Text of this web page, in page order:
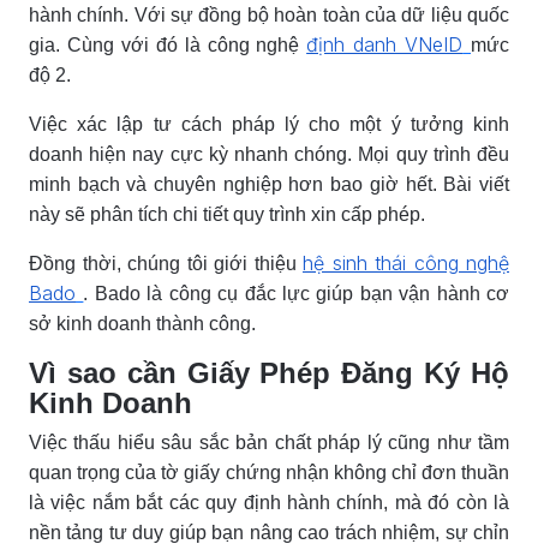
hành chính. Với sự đồng bộ hoàn toàn của dữ liệu quốc
gia. Cùng với đó là công nghệ định danh VNeID mức
độ 2.
Việc xác lập tư cách pháp lý cho một ý tưởng kinh
doanh hiện nay cực kỳ nhanh chóng. Mọi quy trình đều
minh bạch và chuyên nghiệp hơn bao giờ hết. Bài viết
này sẽ phân tích chi tiết quy trình xin cấp phép.
Đồng thời, chúng tôi giới thiệu hệ sinh thái công nghệ
Bado . Bado là công cụ đắc lực giúp bạn vận hành cơ
sở kinh doanh thành công.
Vì sao cần Giấy Phép Đăng Ký Hộ
Kinh Doanh
Việc thấu hiểu sâu sắc bản chất pháp lý cũng như tầm
quan trọng của tờ giấy chứng nhận không chỉ đơn thuần
là việc nắm bắt các quy định hành chính, mà đó còn là
nền tảng tư duy giúp bạn nâng cao trách nhiệm, sự chỉn